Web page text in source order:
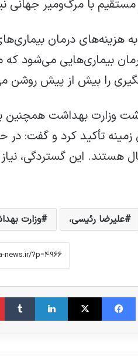
مستقیم با مرگ‌ومیر جهانی
بیماری‌هایی می‌شود که
را بیش از پیش روشن
وزارت بهداشت همچنین
هستند. این گستردگی،
علیرضا رئیسی، وزارت
فیس بوک X لینکدین ‫تامبلر